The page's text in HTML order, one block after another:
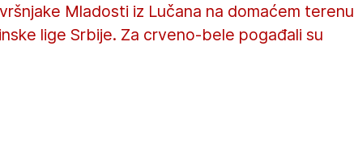
Mladosti iz Lučana na domaćem terenu
lige Srbije. Za crveno-bele pogađali su